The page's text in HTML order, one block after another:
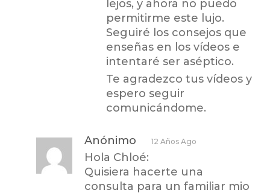
lejos, y ahora no puedo
permitirme este lujo.
Seguiré los consejos que
enseñas en los vídeos e
intentaré ser aséptico.
Te agradezco tus vídeos y
espero seguir
comunicándome.
Anónimo 12 Años Ago
Hola Chloé:
Quisiera hacerte una
consulta para un familiar mio